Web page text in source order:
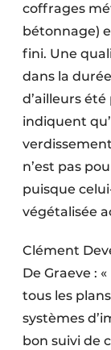
coffrages
bétonnage)
fini. Une
dans la
d’ailleurs
indiquent
n’est pas
puisque
végétalisée
Clément
De Graeve :
tous les
systèmes
bon suivi de